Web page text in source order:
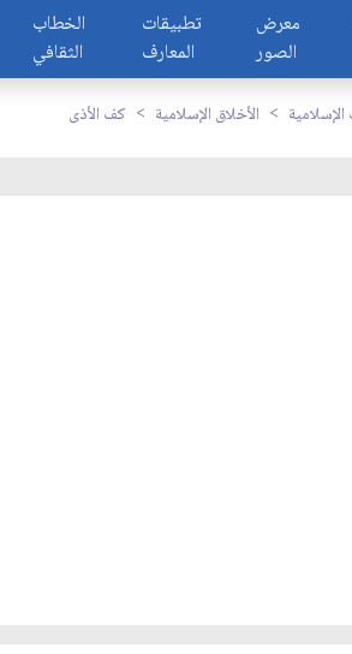
الخطاب
الثقافي
تطبيقات
المعارف
معرض
الصور
الأخلاق الإسلامية كف الأذى